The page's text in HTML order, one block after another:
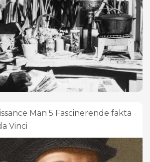
Man 5 Fascinerende fakta
Vinci